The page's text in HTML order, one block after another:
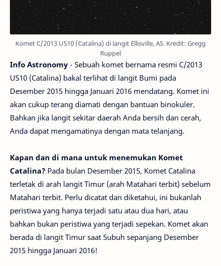
Komet C/2013 US10 (Catalina) di langit Ellisville, AS. Kredit: Gregg
Ruppel
Info Astronomy - Sebuah komet bernama resmi C/2013
US10 (Catalina) bakal terlihat di langit Bumi pada
Desember 2015 hingga Januari 2016 mendatang. Komet ini
akan cukup terang diamati dengan bantuan binokuler.
Bahkan jika langit sekitar daerah Anda bersih dan cerah,
Anda dapat mengamatinya dengan mata telanjang.
Kapan dan di mana untuk menemukan Komet
Catalina? Pada bulan Desember 2015, Komet Catalina
terletak di arah langit Timur (arah Matahari terbit) sebelum
Matahari terbit. Perlu dicatat dan diketahui, ini bukanlah
peristiwa yang hanya terjadi satu atau dua hari, atau
bahkan bukan peristiwa yang terjadi sepekan. Komet akan
berada di langit Timur saat Subuh sepanjang Desember
2015 hingga Januari 2016!